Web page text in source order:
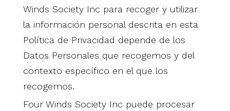
Winds Society Inc para recoger y utilizar
la información personal descrita en esta
Política de Privacidad depende de los
Datos Personales que recogemos y del
contexto específico en el que los
recogemos.
Four Winds Society Inc puede procesar